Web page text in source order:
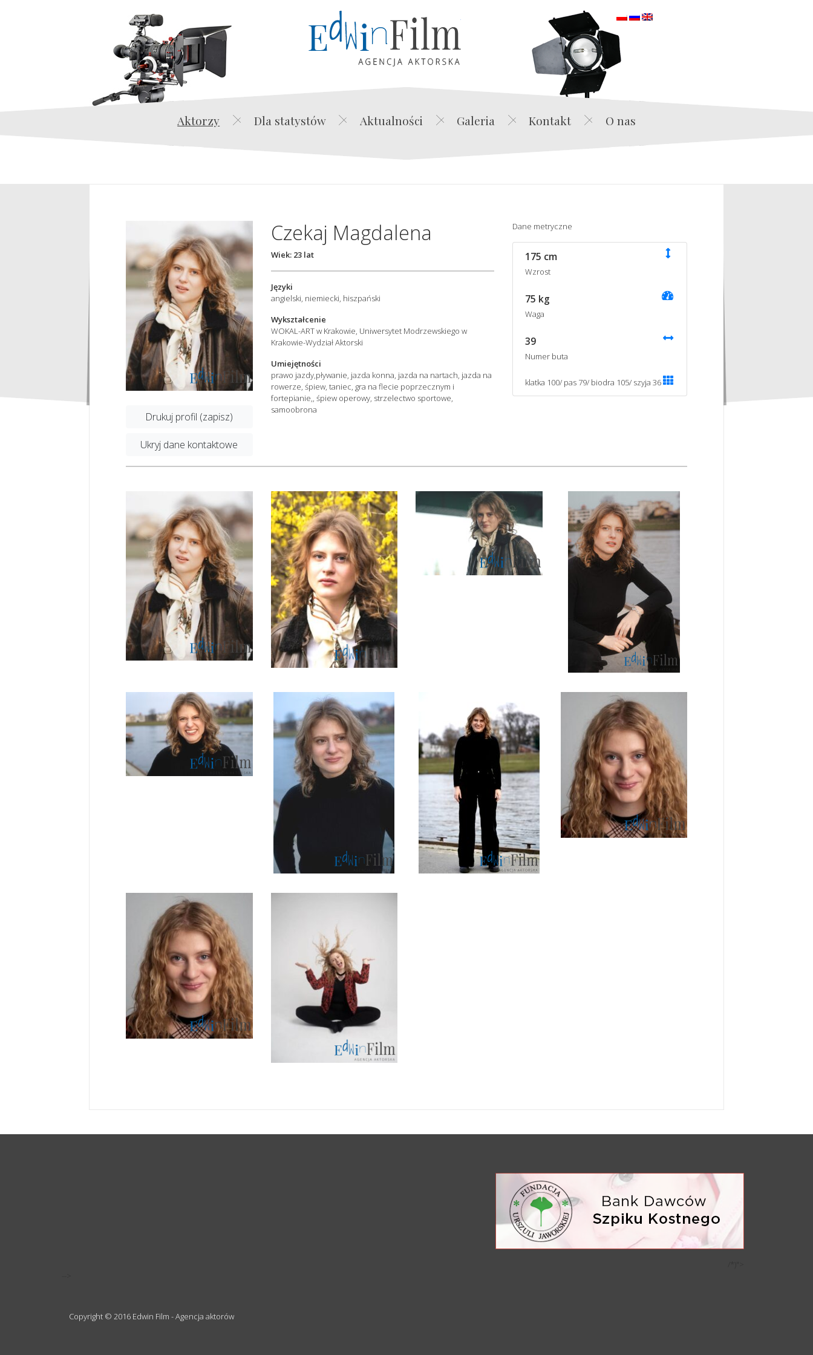
Edwin Film Agencja Aktorska
Aktorzy Dla statystów Aktualności Galeria Kontakt O nas
Drukuj profil (zapisz)
Ukryj dane kontaktowe
Czekaj Magdalena
Wiek: 23 lat
Języki
angielski, niemiecki, hiszpański
Wykształcenie
WOKAL-ART w Krakowie, Uniwersytet Modrzewskiego w
Krakowie-Wydział Aktorski
Umiejętności
prawo jazdy,pływanie, jazda konna, jazda na nartach, jazda na
rowerze, śpiew, taniec, gra na flecie poprzecznym i
fortepianie,, śpiew operowy, strzelectwo sportowe,
samoobrona
Dane metryczne
175 cm
Wzrost
75 kg
Waga
39
Numer buta
klatka 100/ pas 79/ biodra 105/ szyja 36
Copyright © 2016 Edwin Film - Agencja aktorów